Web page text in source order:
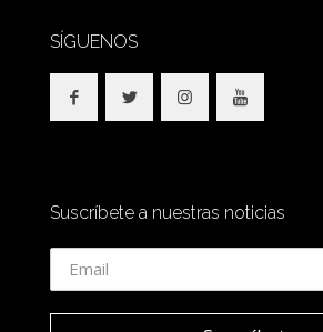
SÍGUENOS
Suscríbete a nuestras noticias